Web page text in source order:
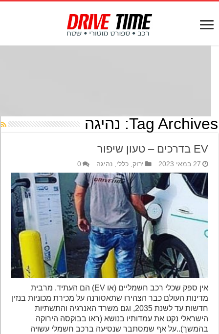
Tag נהיגה
EV בדרכים – טעון שיפור
27 במאי 2023 ירוק,כללי,נהיגה 0
אין ספק שכלי רכב חשמליים (או EV) הם העתיד. מרבית
מדינות העולם כבר הצהירו שתאסורנה על מכירת מכוניות בנזין
חדשות עד לשנת 2035, וגם משרד האנרגיה והתשתיות
הישראלי נקט את עמדותיו בנושא (ראו בבוקסה הירוקה
בהמשך)..על אף שמסתבר שנסיעה ברכב חשמלי עשויה